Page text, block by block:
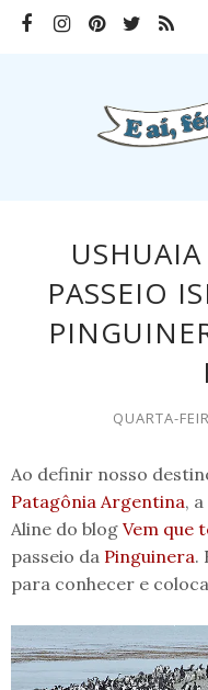
PASSEIO
QUARTA-
Ao definir nosso
Patagônia Argentina,
Aline do blog Vem que
passeio da Pinguinera.
para conhecer e